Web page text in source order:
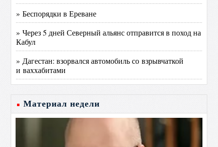
» Беспорядки в Ереване
» Через 5 дней Северный альянс отправится в поход на
Кабул
» Дагестан: взорвался автомобиль со взрывчаткой
и ваххабитами
Материал недели